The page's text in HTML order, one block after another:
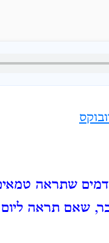
שתראה
שאם תראה